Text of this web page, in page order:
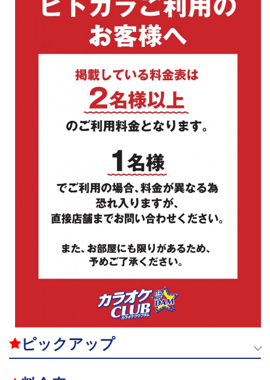
ピックアップ